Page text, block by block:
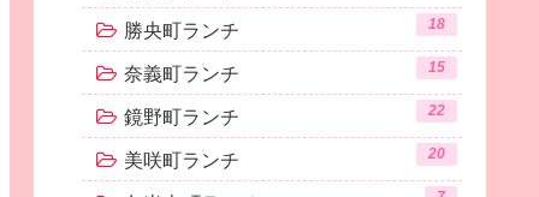
勝央町ランチ 18
奈義町ランチ 15
鏡野町ランチ 22
美咲町ランチ 20